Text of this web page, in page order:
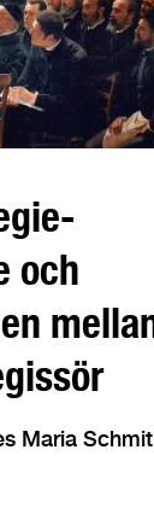
och
Maria Schmit